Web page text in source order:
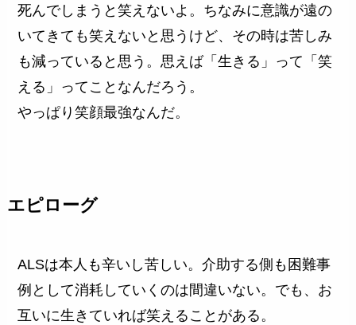
死んでしまうと笑えないよ。ちなみに意識が遠の
いてきても笑えないと思うけど、その時は苦しみ
も減っていると思う。思えば「生きる」って「笑
える」ってことなんだろう。
やっぱり笑顔最強なんだ。
エピローグ
ALSは本人も辛いし苦しい。介助する側も困難事
例として消耗していくのは間違いない。でも、お
互いに生きていれば笑えることがある。